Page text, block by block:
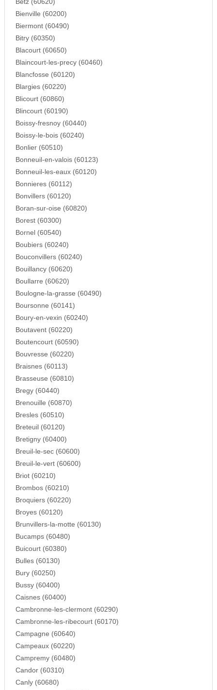
Betz (60620)
Bienville (60200)
Biermont (60490)
Bitry (60350)
Blacourt (60650)
Blaincourt-les-precy (60460)
Blancfosse (60120)
Blargies (60220)
Blicourt (60860)
Blincourt (60190)
Boissy-fresnoy (60440)
Boissy-le-bois (60240)
Bonlier (60510)
Bonneuil-en-valois (60123)
Bonneuil-les-eaux (60120)
Bonnieres (60112)
Bonvillers (60120)
Boran-sur-oise (60820)
Borest (60300)
Bornel (60540)
Boubiers (60240)
Bouconvillers (60240)
Bouillancy (60620)
Boullarre (60620)
Boulogne-la-grasse (60490)
Boursonne (60141)
Boury-en-vexin (60240)
Boutavent (60220)
Boutencourt (60590)
Bouvresse (60220)
Braisnes (60113)
Brasseuse (60810)
Bregy (60440)
Brenouille (60870)
Bresles (60510)
Breteuil (60120)
Bretigny (60400)
Breuil-le-sec (60600)
Breuil-le-vert (60600)
Briot (60210)
Brombos (60210)
Broquiers (60220)
Broyes (60120)
Brunvillers-la-motte (60130)
Bucamps (60480)
Buicourt (60380)
Bulles (60130)
Bury (60250)
Bussy (60400)
Caisnes (60400)
Cambronne-les-clermont (60290)
Cambronne-les-ribecourt (60170)
Campagne (60640)
Campeaux (60220)
Campremy (60480)
Candor (60310)
Canly (60680)